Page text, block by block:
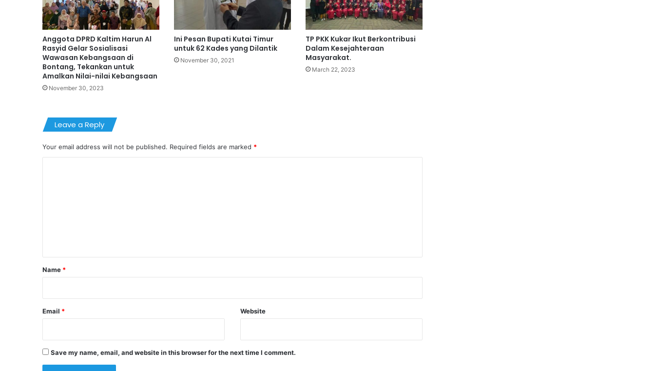
Anggota DPRD Kaltim Harun Al
Rasyid Gelar Sosialisasi
Wawasan Kebangsaan di
Bontang, Tekankan untuk
Amalkan Nilai-nilai Kebangsaan
November 30, 2023
Ini Pesan Bupati Kutai Timur
untuk 62 Kades yang Dilantik
November 30, 2021
TP PKK Kukar Ikut Berkontribusi
Dalam Kesejahteraan
Masyarakat.
March 22, 2023
Leave a Reply
Your email address will not be published. Required fields are marked *
*
Name *
Email * Website
Save my name, email, and website in this browser for the next time I comment.